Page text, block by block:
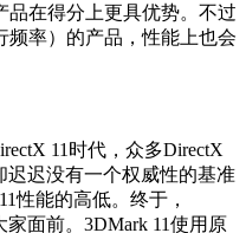
品在得分上更具优势。不过
频率）的产品，性能上也会
11时代，众多DirectX
迟迟没有一个权威性的基准
性能的高低。终于，
家面前。3DMark 11使用原